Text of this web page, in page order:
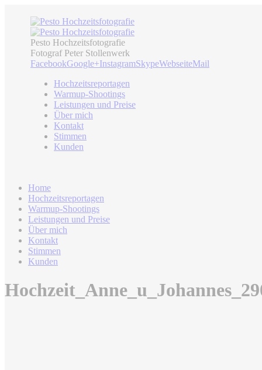
Pesto Hochzeitsfotografie
Fotograf Peter Stollenwerk
FacebookGoogle+InstagramSkypeWebseiteMail
Hochzeitsreportagen
Warmup-Shootings
Leistungen und Preise
Über mich
Kontakt
Stimmen
Kunden
Home
Hochzeitsreportagen
Warmup-Shootings
Leistungen und Preise
Über mich
Kontakt
Stimmen
Kunden